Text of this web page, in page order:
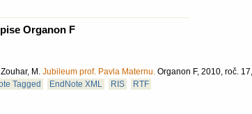
Organon F
M. Jubileum prof. Pavla Maternu. Organon F, 2010, roč.
Tagged EndNote XML RIS RTF